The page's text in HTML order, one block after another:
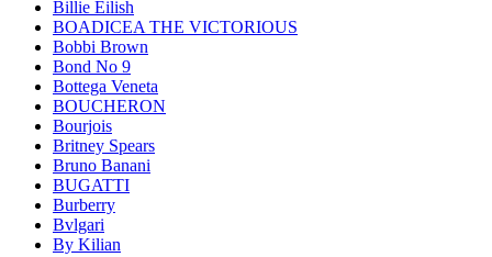
Billie Eilish
BOADICEA THE VICTORIOUS
Bobbi Brown
Bond No 9
Bottega Veneta
BOUCHERON
Bourjois
Britney Spears
Bruno Banani
BUGATTI
Burberry
Bvlgari
By Kilian